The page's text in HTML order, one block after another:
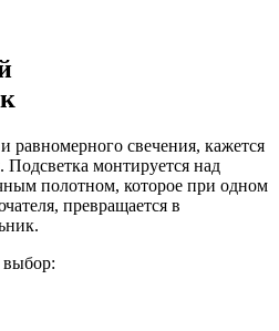
равномерного свечения, кажется
Подсветка монтируется над
полотном, которое при одном
превращается в
выбор: